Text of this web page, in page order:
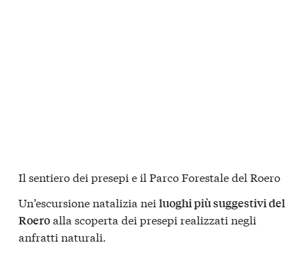
Il sentiero dei presepi e il Parco Forestale del Roero
Un’escursione natalizia nei luoghi più suggestivi del
Roeroalla scoperta dei presepi realizzati negli
anfratti naturali.